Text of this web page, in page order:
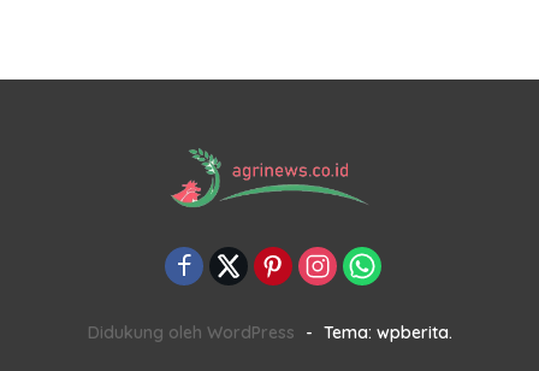
Didukung oleh WordPress - Tema: wpberita.